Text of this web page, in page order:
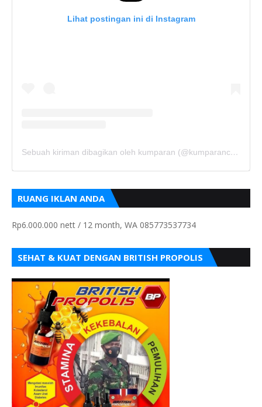
Lihat postingan ini di Instagram
Sebuah kiriman dibagikan oleh kumparan (@kumparancom)
RUANG IKLAN ANDA
Rp6.000.000 nett / 12 month, WA 085773537734
SEHAT & KUAT DENGAN BRITISH PROPOLIS